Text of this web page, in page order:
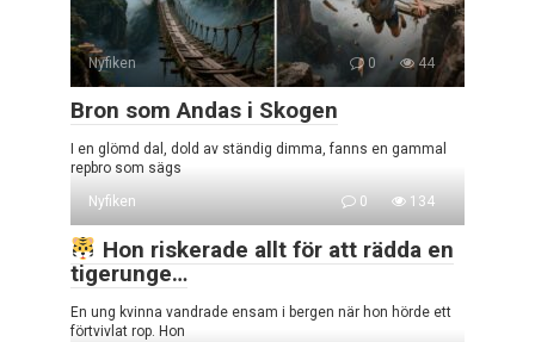
Nyfiken 0 44
Bron som Andas i Skogen
I en glömd dal, dold av ständig dimma, fanns en gammal
repbro som sägs
Nyfiken
0 134
Hon riskerade allt för att rädda en
tigerunge…
En ung kvinna vandrade ensam i bergen när hon hörde ett
förtvivlat rop. Hon